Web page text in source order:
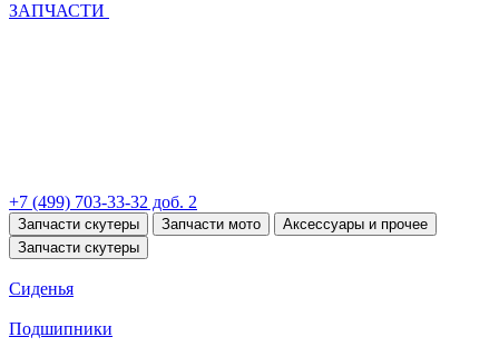
ЗАПЧАСТИ
+7 (499) 703-33-32 доб. 2
Запчасти скутеры Запчасти мото
Аксессуары и прочее
Запчасти скутеры
Сиденья
Подшипники